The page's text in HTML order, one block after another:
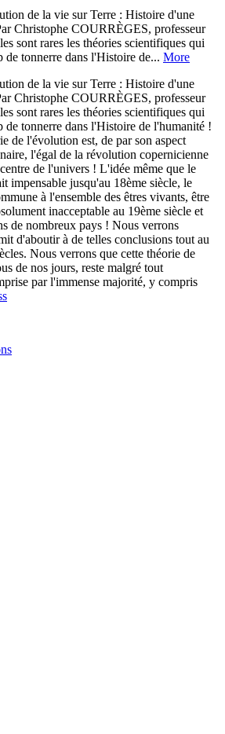
de la vie sur Terre : Histoire d'une
Christophe COURRÈGES, professeur
sont rares les théories scientifiques qui
de tonnerre dans l'Histoire de... More
de la vie sur Terre : Histoire d'une
Christophe COURRÈGES, professeur
sont rares les théories scientifiques qui
de tonnerre dans l'Histoire de l'humanité !
de l'évolution est, de par son aspect
l'égal de la révolution copernicienne
de l'univers ! L'idée même que le
impensable jusqu'au 18ème siècle, le
à l'ensemble des êtres vivants, être
inacceptable au 19ème siècle et
de nombreux pays ! Nous verrons
d'aboutir à de telles conclusions tout au
Nous verrons que cette théorie de
de nos jours, reste malgré tout
par l'immense majorité, y compris